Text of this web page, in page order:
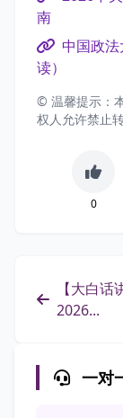
南
中国政
读）
© 温馨提示：
权人允许禁止转
0
【大白话
2026...
一对